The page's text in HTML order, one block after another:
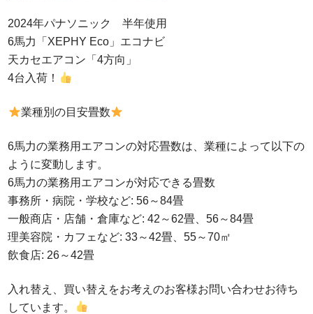
2024年パナソニック 半年使用
6馬力「XEPHY Eco」エコナビ
天カセエアコン「4方向」
4台入荷！
業種別の目安畳数
6馬力の業務用エアコンの対応畳数は、業種によって以下の
ように変動します。
6馬力の業務用エアコンが対応できる畳数
事務所・病院・学校など: 56～84畳
一般商店・店舗・倉庫など: 42～62畳、56～84畳
理美容院・カフェなど: 33～42畳、55～70㎡
飲食店: 26～42畳
入れ替え、買い替えをお考えのお客様お問い合わせお待ち
しています。